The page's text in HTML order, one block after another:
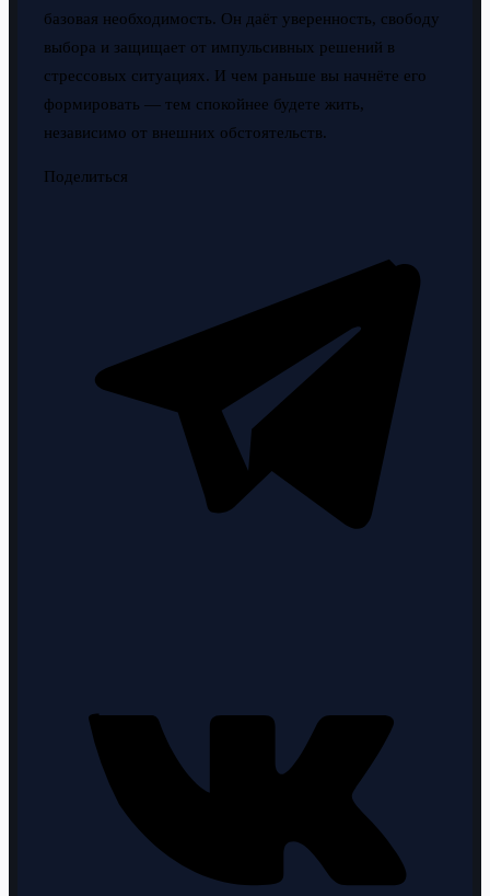
базовая необходимость. Он даёт уверенность, свободу
выбора и защищает от импульсивных решений в
стрессовых ситуациях. И чем раньше вы начнёте его
формировать — тем спокойнее будете жить,
независимо от внешних обстоятельств.
Поделиться